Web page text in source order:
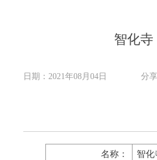
智化寺
日期：2021年08月04日 分
名称： 智化